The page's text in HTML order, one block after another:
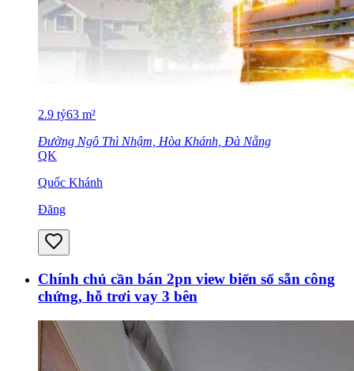
2.9 tỷ63 m²
Đường Ngô Thì Nhậm, Hòa Khánh, Đà Nẵng
QK
Quốc Khánh
Đăng
Chính chủ cần bán 2pn view biển sổ sẵn công
chứng, hỗ trơi vay 3 bên